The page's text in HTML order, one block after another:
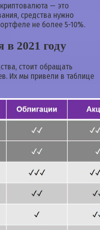
— это
средства нужно
не более 5-10%.
в 2021 году
стоит обращать
Их мы привели в таблице